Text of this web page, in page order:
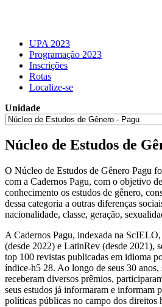
UPA 2023
Programação 2023
Inscrições
Rotas
Localize-se
Unidade
Núcleo de Estudos de
O Núcleo de Estudos de Gênero Pagu
com a Cadernos Pagu, com o objetivo
conhecimento os estudos de gênero,
dessa categoria a outras diferenças
nacionalidade, classe, geração,
A Cadernos Pagu, indexada na
(desde 2022) e LatinRev (desde 2021),
top 100 revistas publicadas em idioma
índice-h5 28. Ao longo de seus 30 anos,
receberam diversos prêmios,
seus estudos já informaram e informam
políticas públicas no campo dos direitos